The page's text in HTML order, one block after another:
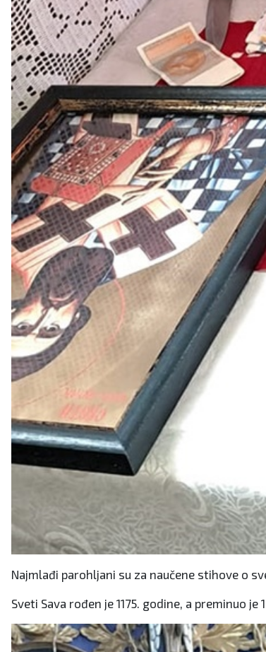
Najmlađi parohljani su za naučene stihove o
Sveti Sava rođen je 1175. godine, a preminuo